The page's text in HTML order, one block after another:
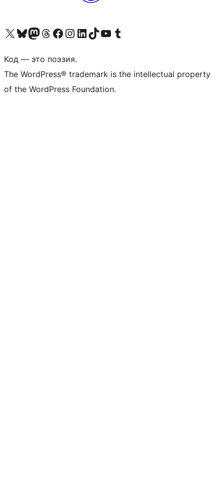
Посетите нас в X (ранее Twitter)
Посетите нашу учётную запись в Bluesky
Посетите нашу ленту в Mastodon
Посетите нашу учётную запись в Threads
Посетите нашу страницу на Facebook
Посетите наш Instagram
Посетите нашу страницу в LinkedIn
Посетите нашу учётную запись в TikTok
Посетите наш канал YouTube
Посетите нашу учётную запись в Tumblr
Код — это поэзия.
The WordPress® trademark is the intellectual property
of the WordPress Foundation.